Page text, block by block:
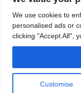
We use cookies to
personalised ads or
clicking "Accept All",
Customise
© Newsmag WordPress